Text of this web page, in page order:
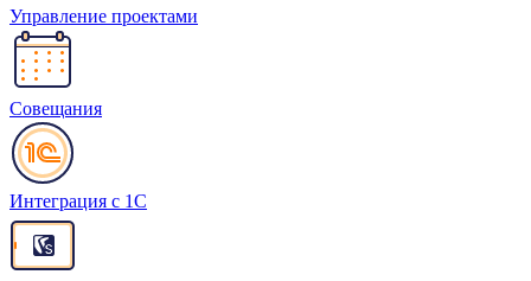
Управление проектами
Совещания
Интеграция с 1С